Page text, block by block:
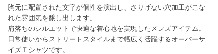
胸元に配置された文字が個性を演出し、さりげない穴加工がこな
れた雰囲気を醸し出します。
肩落ちのシルエットで快適な着心地を実現したメンズアイテム。
日常使いからストリートスタイルまで幅広く活躍するオーバーサ
イズＴシャツです。